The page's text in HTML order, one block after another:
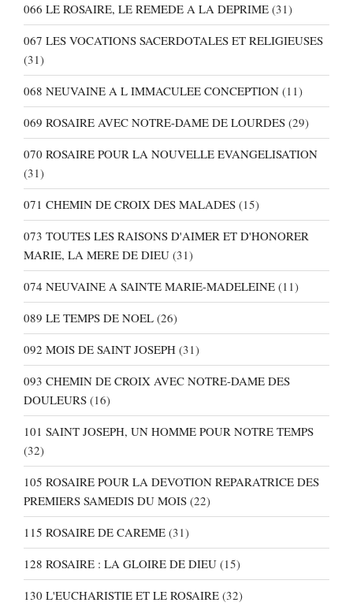
066 LE ROSAIRE, LE REMEDE A LA DEPRIME (31)
067 LES VOCATIONS SACERDOTALES ET RELIGIEUSES
(31)
068 NEUVAINE A L IMMACULEE CONCEPTION (11)
069 ROSAIRE AVEC NOTRE-DAME DE LOURDES (29)
070 ROSAIRE POUR LA NOUVELLE EVANGELISATION
(31)
071 CHEMIN DE CROIX DES MALADES (15)
073 TOUTES LES RAISONS D'AIMER ET D'HONORER
MARIE, LA MERE DE DIEU (31)
074 NEUVAINE A SAINTE MARIE-MADELEINE (11)
089 LE TEMPS DE NOEL (26)
092 MOIS DE SAINT JOSEPH (31)
093 CHEMIN DE CROIX AVEC NOTRE-DAME DES
DOULEURS (16)
101 SAINT JOSEPH, UN HOMME POUR NOTRE TEMPS
(32)
105 ROSAIRE POUR LA DEVOTION REPARATRICE DES
PREMIERS SAMEDIS DU MOIS (22)
115 ROSAIRE DE CAREME (31)
128 ROSAIRE : LA GLOIRE DE DIEU (15)
130 L'EUCHARISTIE ET LE ROSAIRE (32)